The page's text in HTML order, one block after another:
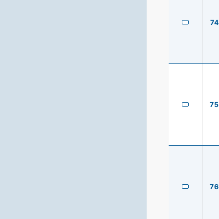
74
75
76